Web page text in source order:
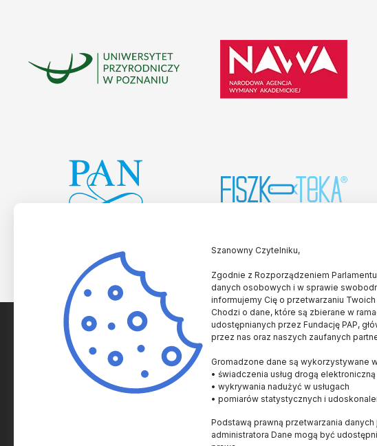
Szanowny Czytelniku,
Zgodnie z Rozporządzeniem
danych osobowych i w sprawie
informujemy Cię o przetwarzaniu
Chodzi o dane, które są zbierane w
udostępnianych przez Fundację PAP,
przez nas oraz naszych zaufanych
Gromadzone dane są wykorzystywane
• świadczenia usług drogą elektroniczną
• wykrywania nadużyć w usługach
• pomiarów statystycznych i
Podstawą prawną przetwarzania
administratora Dane mogą być
SPRAWY NAUKOWE
Historia i Kultura
SPRAWY AKADEMICKIE
Uczelnie i Instytucje
Innowacje
Nagrody
Prawo
Popularyzacja
Blog